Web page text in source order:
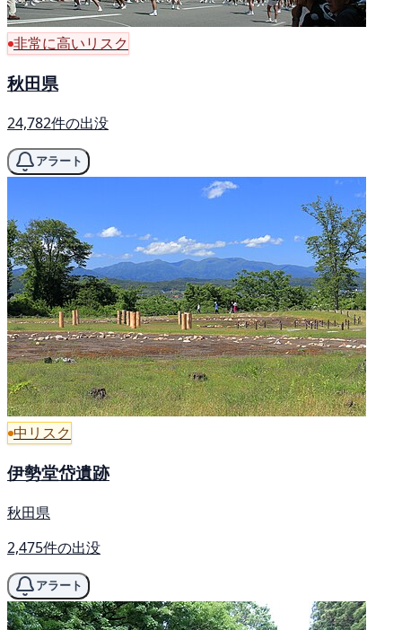
非常に高いリスク
秋田県
24,782件の出没
アラート
中リスク
伊勢堂岱遺跡
秋田県
2,475件の出没
アラート